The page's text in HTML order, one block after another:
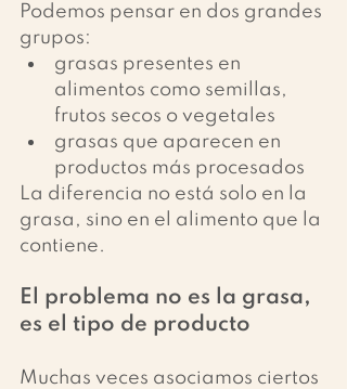
Podemos pensar en dos grandes
grupos:
grasas presentes en
alimentos como semillas,
frutos secos o vegetales
grasas que aparecen en
productos más procesados
La diferencia no está solo en la
grasa, sino en el alimento que la
contiene.
El problema no es la grasa,
es el tipo de producto
Muchas veces asociamos ciertos